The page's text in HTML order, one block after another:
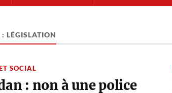
: LÉGISLATION
SOCIAL
: non à une police